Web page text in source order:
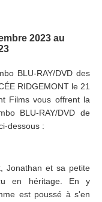
2023 au
BLU-RAY/DVD des
RIDGEMONT le 21
Films vous offrent la
BLU-RAY/DVD de
dessous :
Jonathan et sa petite
en héritage. En y
est poussé à s'en